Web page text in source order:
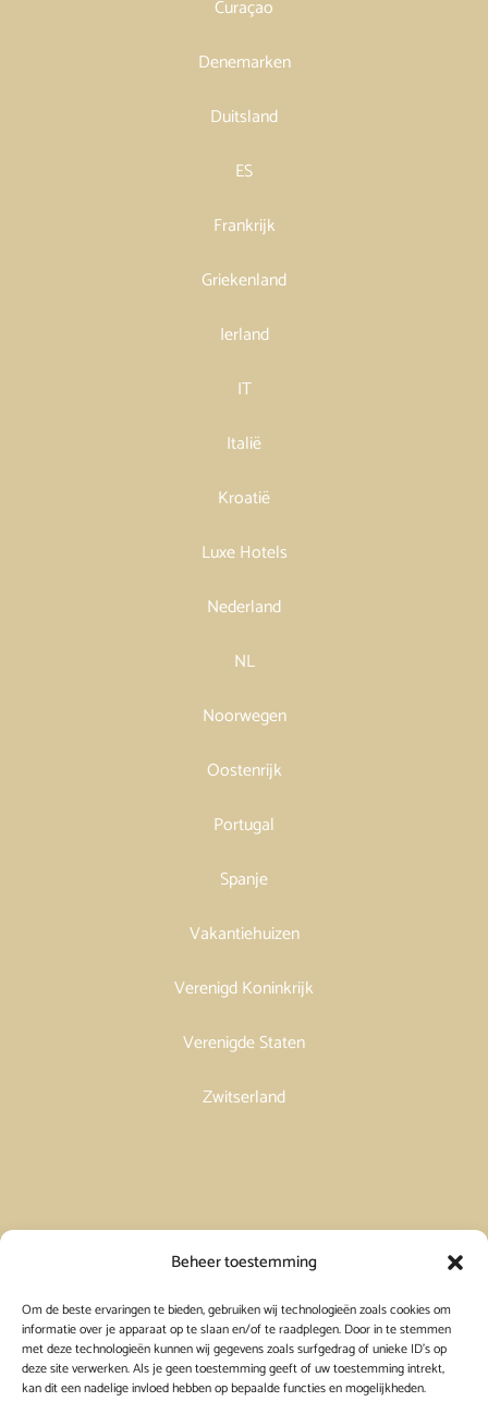
Beheer toestemming
Om de beste ervaringen te bieden, gebruiken wij technologieën zoals cookies om
informatie over je apparaat op te slaan en/of te raadplegen. Door in te stemmen
met deze technologieën kunnen wij gegevens zoals surfgedrag of unieke ID's op
deze site verwerken. Als je geen toestemming geeft of uw toestemming intrekt,
kan dit een nadelige invloed hebben op bepaalde functies en mogelijkheden.
Curaçao
Denemarken
Duitsland
ES
Frankrijk
Griekenland
Ierland
IT
Italië
Kroatië
Luxe Hotels
Nederland
NL
Noorwegen
Oostenrijk
Portugal
Spanje
Vakantiehuizen
Verenigd Koninkrijk
Verenigde Staten
Zwitserland
Vakantiehuis in Frankrijk huren
Vakantiehuis in Griekenland huren